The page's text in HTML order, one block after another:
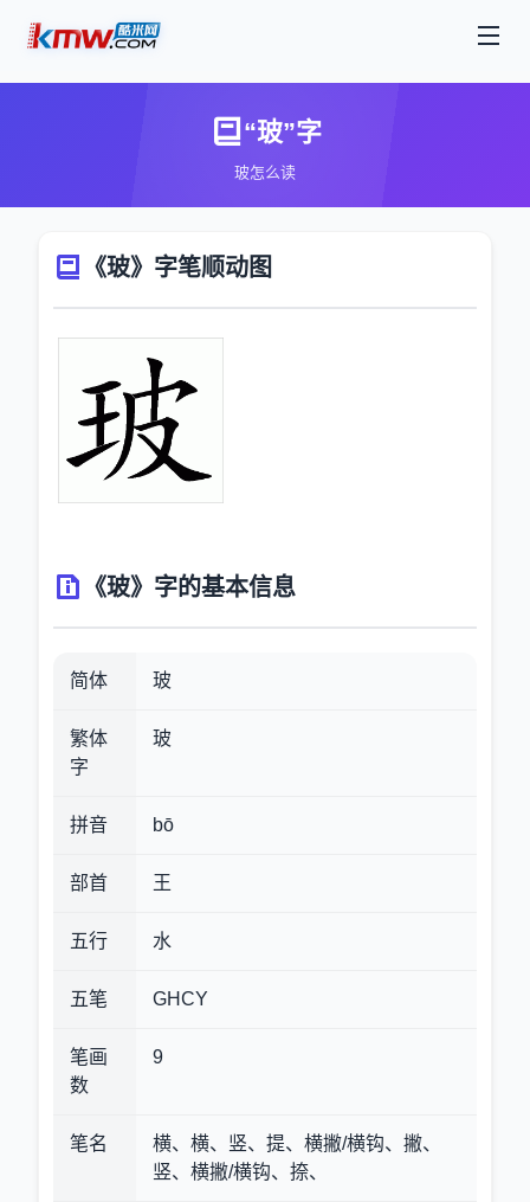
“玻”字
玻怎么读
《玻》字笔顺动图
《玻》字的基本信息
简体 玻
繁体
字
玻
拼音 bō
部首 王
五行 水
五笔 GHCY
笔画
数
9
笔名
横、横、竖、提、横撇/横钩、撇、
竖、横撇/横钩、捺、